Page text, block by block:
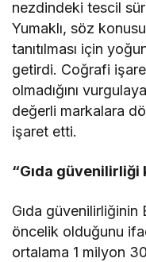
nezdindeki tescil
Yumaklı, söz
tanıtılması için
getirdi. Coğrafi
olmadığını
değerli markalara
işaret etti.
“Gıda güvenilirliği
Gıda
öncelik olduğunu
ortalama 1 milyon